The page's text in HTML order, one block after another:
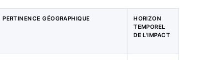
PERTINENCE GÉOGRAPHIQUE
HORIZON
TEMPOREL
DE L'IMPACT